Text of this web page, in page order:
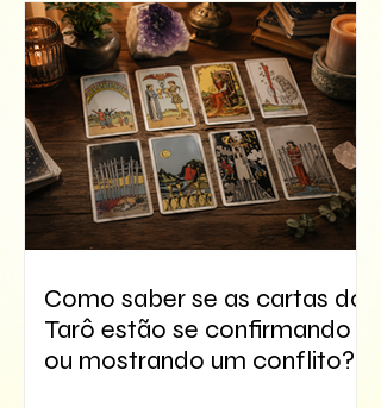
Como saber se as cartas do
Tarô estão se confirmando
ou mostrando um conflito?